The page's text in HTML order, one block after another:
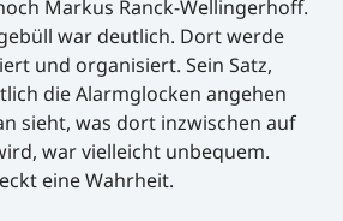
Markus Ranck-Wellingerhoff.
war deutlich. Dort werde
und organisiert. Sein Satz,
die Alarmglocken angehen
sieht, was dort inzwischen auf
war vielleicht unbequem.
eine Wahrheit.